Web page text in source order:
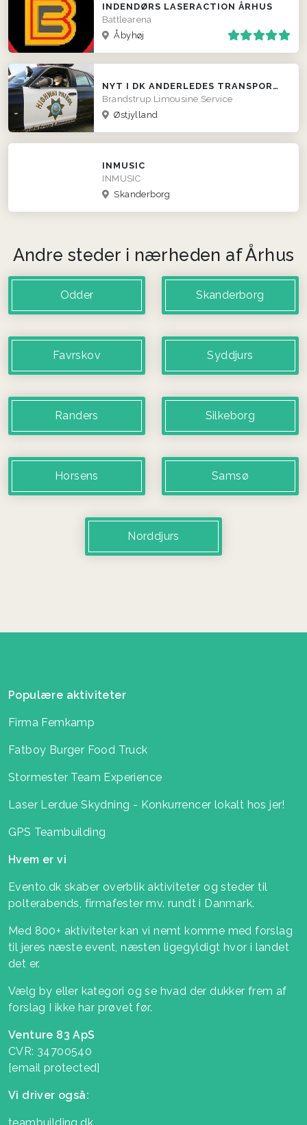
INDENDØRS LASERACTION ÅRHUS
Battlearena
Åbyhøj
NYT I DK ANDERLEDES TRANSPORT OG BLIKFANG
Brandstrup Limousine Service
Østjylland
INMUSIC
INMUSIC
Skanderborg
Andre steder i nærheden af Århus
Odder Skanderborg
Favrskov Syddjurs
Randers Silkeborg
Horsens Samsø
Norddjurs
Populære aktiviteter
Firma Femkamp
Fatboy Burger Food Truck
Stormester Team Experience
Laser Lerdue Skydning - Konkurrencer lokalt hos jer!
GPS Teambuilding
Hvem er vi
Evento.dk skaber overblik aktiviteter og steder til
polterabends, firmafester mv. rundt i Danmark.
Med 800+ aktiviteter kan vi nemt komme med forslag
til jeres næste event, næsten ligegyldigt hvor i landet
det er.
Vælg by eller kategori og se hvad der dukker frem af
forslag I ikke har prøvet før.
Venture 83 ApS
CVR: 34700540
[email protected]
Vi driver også: